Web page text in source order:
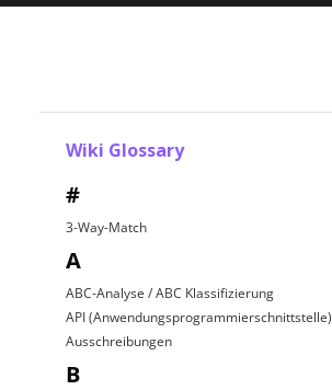
Wiki Glossary
#
3-Way-Match
A
ABC-Analyse / ABC Klassifizierung
API (Anwendungsprogrammierschnittstelle)
Ausschreibungen
B